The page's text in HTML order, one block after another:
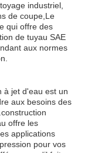
industriel,
de coupe,Le
qui offre des
de tuyau SAE
aux normes
à jet d'eau est un
aux besoins des
offre les
applications
pour vos